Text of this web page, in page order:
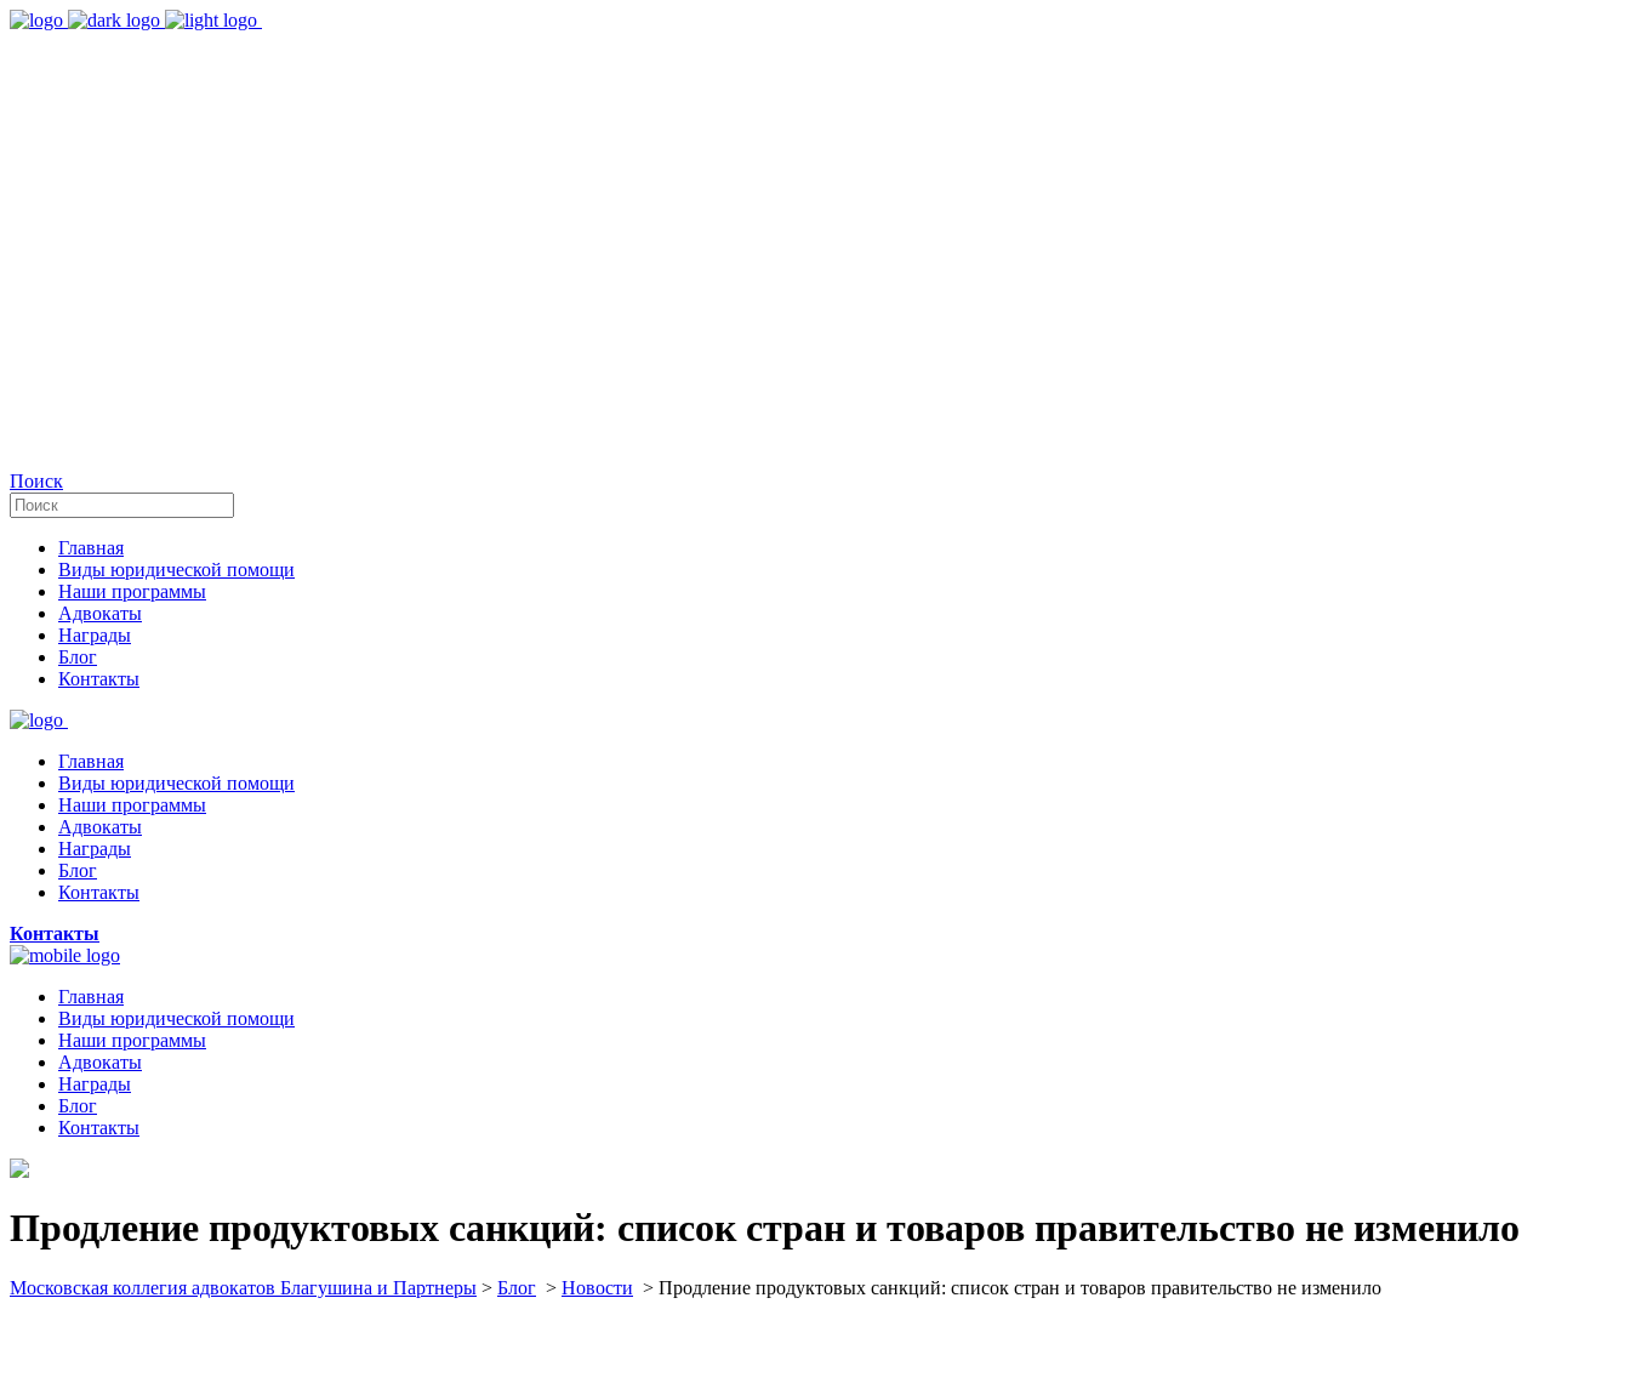
Поиск
Главная
Виды юридической помощи
Наши программы
Адвокаты
Награды
Блог
Контакты
Главная
Виды юридической помощи
Наши программы
Адвокаты
Награды
Блог
Контакты
Контакты
Главная
Виды юридической помощи
Наши программы
Адвокаты
Награды
Блог
Контакты
Продление продуктовых санкций: список стран и товаров правительство не изменило
Московская коллегия адвокатов Благушина и Партнеры > Блог > Новости > Продление продуктовых санкций: список стран и товаров правительство не изменило